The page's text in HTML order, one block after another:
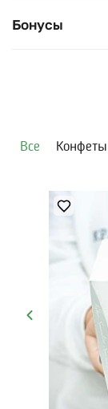
Бонусы
Все Конфеты